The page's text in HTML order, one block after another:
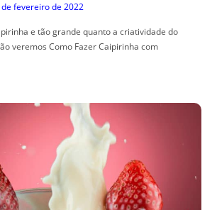
de fevereiro de 2022
e tão grande quanto a criatividade do
veremos Como Fazer Caipirinha com